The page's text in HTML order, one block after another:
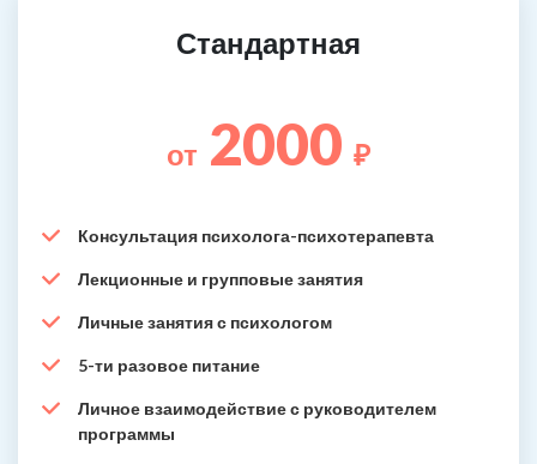
Стандартная
от 2000 ₽
Консультация психолога-психотерапевта
Лекционные и групповые занятия
Личные занятия с психологом
5-ти разовое питание
Личное взаимодействие с руководителем
программы